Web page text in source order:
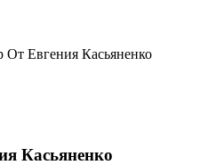
От Евгения Касьяненко
Касьяненко